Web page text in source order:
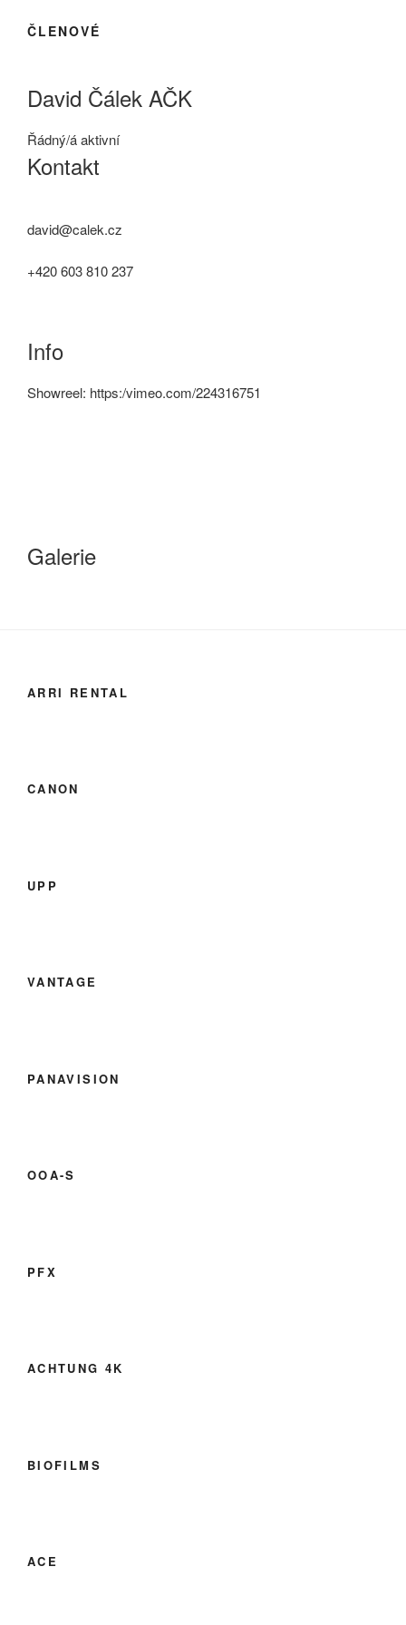
ČLENOVÉ
David Čálek AČK
Řádný/á aktivní
Kontakt
david@calek.cz
+420 603 810 237
Info
Showreel: https:/vimeo.com/224316751
Galerie
ARRI RENTAL
CANON
UPP
VANTAGE
PANAVISION
OOA-S
PFX
ACHTUNG 4K
BIOFILMS
ACE